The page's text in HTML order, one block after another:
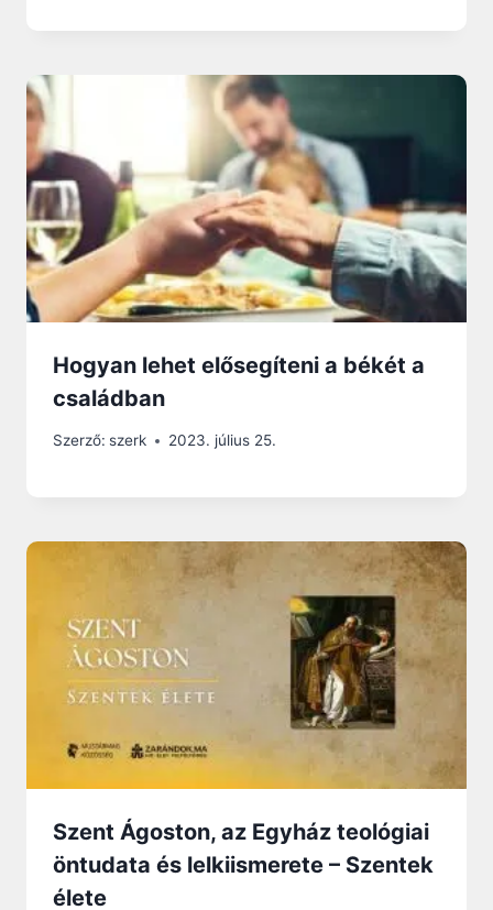
Hogyan lehet elősegíteni a békét a
családban
Szerző: szerk 2023. július 25.
Szent Ágoston, az Egyház teológiai
öntudata és lelkiismerete – Szentek
élete